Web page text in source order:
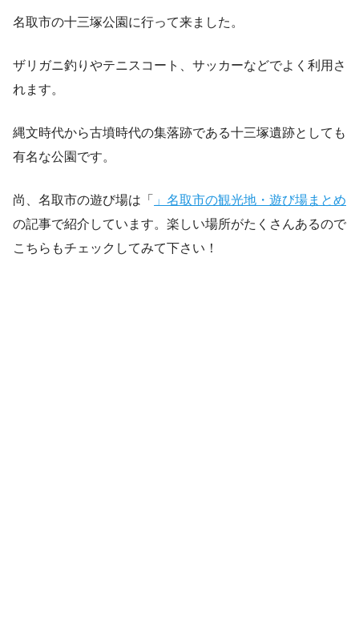
名取市の十三塚公園に行って来ました。
ザリガニ釣りやテニスコート、サッカーなどでよく利用さ
れます。
縄文時代から古墳時代の集落跡である十三塚遺跡としても
有名な公園です。
尚、名取市の遊び場は「
」名取市の観光地・遊び場まとめ
の記事で紹介しています。楽しい場所がたくさんあるので
こちらもチェックしてみて下さい！